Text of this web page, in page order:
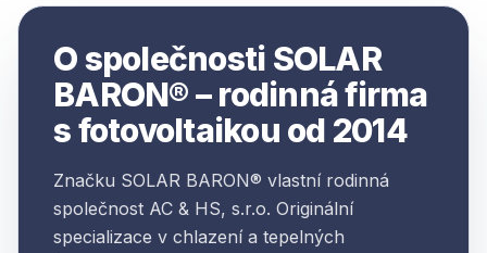
O společnosti SOLAR
BARON® – rodinná firma
s fotovoltaikou od 2014
Značku SOLAR BARON® vlastní rodinná
společnost AC & HS, s.r.o. Originální
specializace v chlazení a tepelných